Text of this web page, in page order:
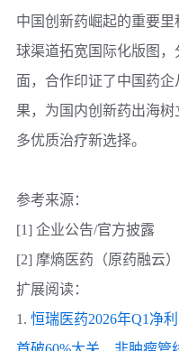
中国创新药崛起的重要里
球渠道拓宽国际化版图
面，合作印证了中国药
果，为国内创新药出海
多优质治疗新选择。
参考来源：
[1] 企业公告/官方披露
[2] 摩熵医药（原药融云
扩展阅读：
1. 恒瑞医药2026年Q1净